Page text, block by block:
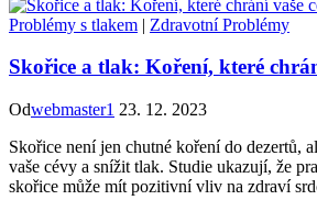
Problémy s tlakem | Zdravotní Problémy
Skořice a tlak: Koření, které
Odwebmaster1 23. 12. 2023
Skořice není jen chutné koření do dezertů,
vaše cévy a snížit tlak. Studie ukazují, že
skořice může mít pozitivní vliv na zdraví